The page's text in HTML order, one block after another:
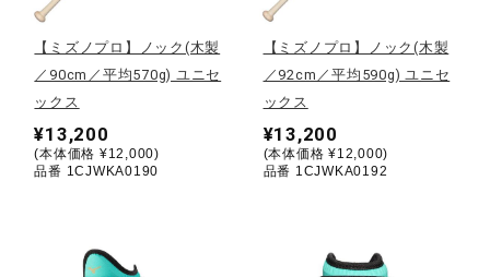
ウォーキングシューズ
ライフスタイルグッズ
【ミズノプロ】ノック(木製
／90cm／平均570g) ユニセ
ックス
¥13,200
(本体価格 ¥12,000)
品番 1CJWKA0190
【ミズノプロ】ノック(木製
／92cm／平均590g) ユニセ
ックス
¥13,200
(本体価格 ¥12,000)
品番 1CJWKA0192